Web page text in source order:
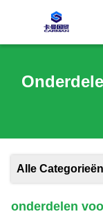
Alle Categorieën
onderdelen